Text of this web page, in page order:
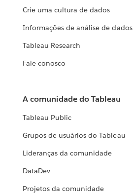
Crie uma cultura de dados
Informações de análise de dados
Tableau Research
Fale conosco
A comunidade do Tableau
Tableau Public
Grupos de usuários do Tableau
Lideranças da comunidade
DataDev
Projetos da comunidade